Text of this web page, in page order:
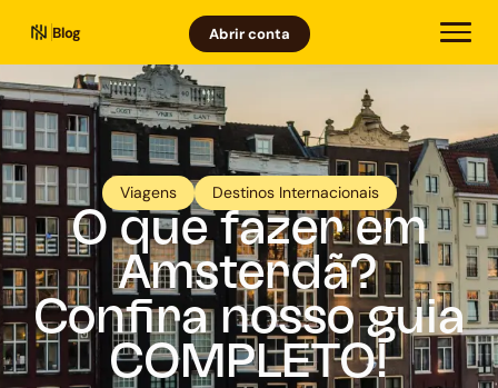
Blog Abrir conta
Viagens Destinos Internacionais
O que fazer em
Amsterdã?
Confira nosso guia
COMPLETO!